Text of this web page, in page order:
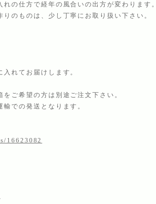
の仕方で経年の風合いの出方が変わります。
のものは、少し丁寧にお取り扱い下さい。
れてお届けします。
ご希望の方は別途ご注文下さい。
での発送となります。
16623082